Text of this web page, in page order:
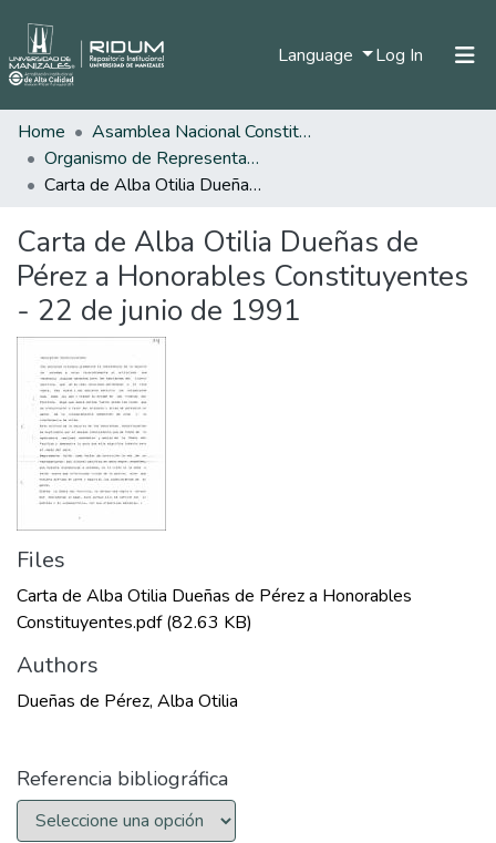
Language Log In (current)
Statistics
Home
Asamblea Nacional Constituyente
Organismo de Representantes Constituyente
Carta de Alba Otilia Dueñas de Pérez a Honorables Constituyentes - 22 de junio de 1991
Carta de Alba Otilia Dueñas de
Pérez a Honorables Constituyentes
- 22 de junio de 1991
Files
Carta de Alba Otilia Dueñas de Pérez a Honorables
Constituyentes.pdf(82.63 KB)
Authors
Dueñas de Pérez, Alba Otilia
Referencia bibliográfica